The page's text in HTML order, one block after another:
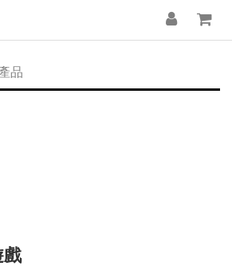
品
戲